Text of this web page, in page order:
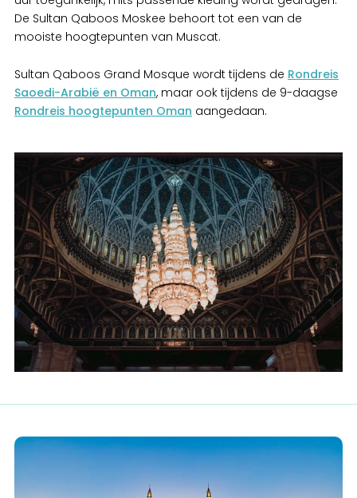
De Sultan Qaboos Moskee behoort tot een van de
mooiste hoogtepunten van Muscat.
Sultan Qaboos Grand Mosque wordt tijdens de Rondreis
Saoedi-Arabië en Oman, maar ook tijdens de 9-daagse
Rondreis hoogtepunten Oman aangedaan.